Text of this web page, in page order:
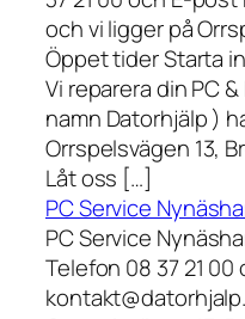
och vi ligger på
Öppet tider Starta
Vi reparera din PC
namn Datorhjälp )
Orrspelsvägen 13,
Låt oss […]
PC Service
PC Service
Telefon 08 37 21